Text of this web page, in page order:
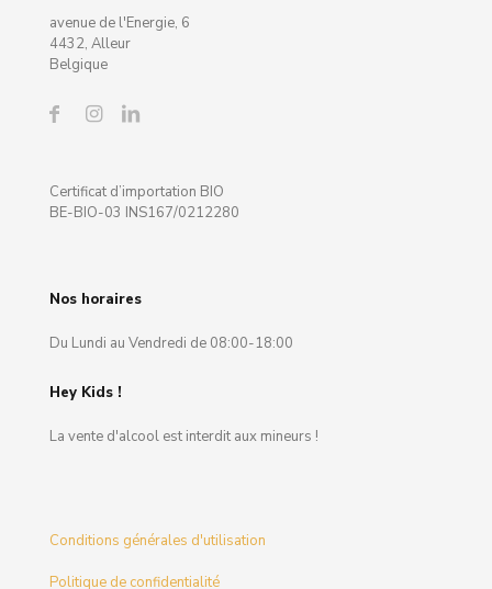
avenue de l'Energie, 6
4432, Alleur
Belgique
Certificat d’importation BIO
BE-BIO-03 INS167/0212280
Nos horaires
Du Lundi au Vendredi de 08:00-18:00
Hey Kids !
La vente d'alcool est interdit aux mineurs !
Conditions générales d'utilisation
Politique de confidentialité